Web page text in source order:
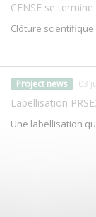
CENSE se
Clôture scientifique
Project news 03
Labellisation
Une labellisation